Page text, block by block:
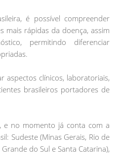
é possível compreender
mais rápidas da doença, assim
permitindo diferenciar
aspectos clínicos, laboratoriais,
brasileiros portadores de
e no momento já conta com a
Sudeste (Minas Gerais, Rio de
do Sul e Santa Catarina),